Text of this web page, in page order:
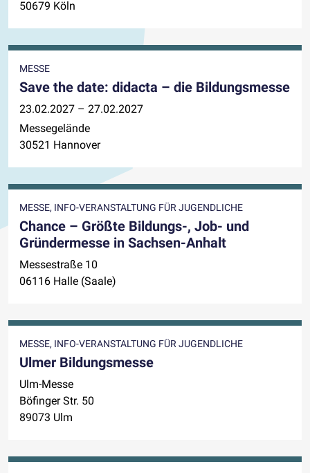
50679 Köln
MESSE
Save the date: didacta – die Bildungsmesse
23.02.2027 – 27.02.2027
Messegelände
30521 Hannover
MESSE, INFO-VERANSTALTUNG FÜR JUGENDLICHE
Chance – Größte Bildungs-, Job- und
Gründermesse in Sachsen-Anhalt
Messestraße 10
06116 Halle (Saale)
MESSE, INFO-VERANSTALTUNG FÜR JUGENDLICHE
Ulmer Bildungsmesse
Ulm-Messe
Böfinger Str. 50
89073 Ulm